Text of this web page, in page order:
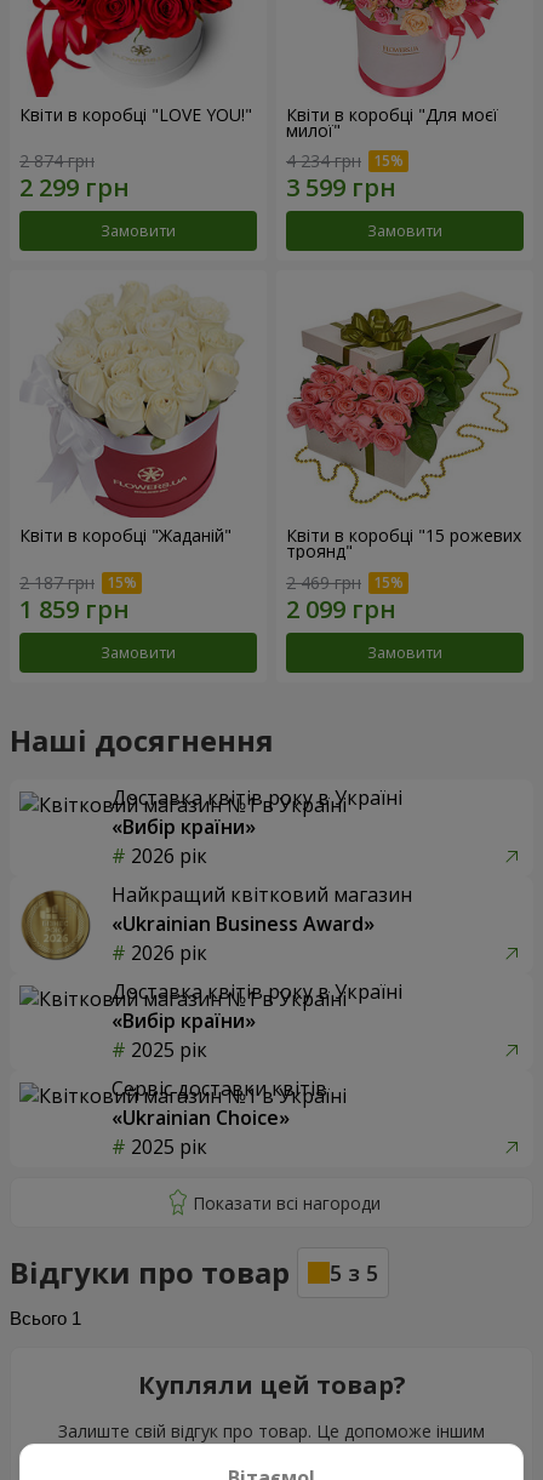
Квіти в коробці "LOVE YOU!"
2 874 грн
Замовити
Квіти в коробці "Для моєї
милої"
4 234 грн
Замовити
Квіти в коробці "Жаданій"
2 187 грн
Замовити
Квіти в коробці "15 рожевих
троянд"
2 469 грн
Замовити
Наші досягнення
Доставка квітів року в Україні
«Вибір країни»
2026 рік
Найкращий квітковий магазин
«Ukrainian Business Award»
2026 рік
Доставка квітів року в Україні
«Вибір країни»
2025 рік
Сервіс доставки квітів
«Ukrainian Choice»
2025 рік
Відгуки про товар 5 з 5
Всього 1
Купляли цей товар?
Залиште свій відгук про товар. Це допоможе іншим